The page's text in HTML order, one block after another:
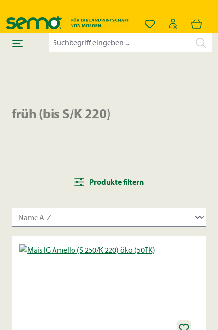
Du hast 0
früh (bis S/K 220)
Produkte filtern